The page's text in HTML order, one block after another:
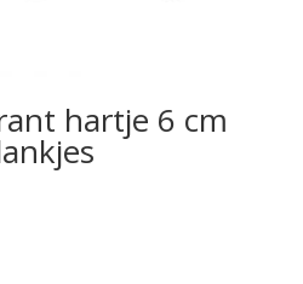
hartje 6 cm